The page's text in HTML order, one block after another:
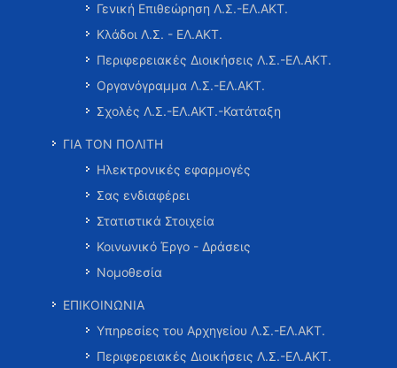
Γενική Επιθεώρηση Λ.Σ.-ΕΛ.ΑΚΤ.
Κλάδοι Λ.Σ. - ΕΛ.ΑΚΤ.
Περιφερειακές Διοικήσεις Λ.Σ.-ΕΛ.ΑΚΤ.
Οργανόγραμμα Λ.Σ.-ΕΛ.ΑΚΤ.
Σχολές Λ.Σ.-ΕΛ.ΑΚΤ.-Κατάταξη
ΓΙΑ ΤΟΝ ΠΟΛΙΤΗ
Ηλεκτρονικές εφαρμογές
Σας ενδιαφέρει
Στατιστικά Στοιχεία
Κοινωνικό Έργο - Δράσεις
Νομοθεσία
ΕΠΙΚΟΙΝΩΝΙΑ
Υπηρεσίες του Αρχηγείου Λ.Σ.-ΕΛ.ΑΚΤ.
Περιφερειακές Διοικήσεις Λ.Σ.-ΕΛ.ΑΚΤ.